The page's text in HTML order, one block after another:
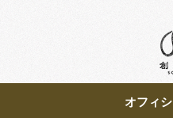
オフィ